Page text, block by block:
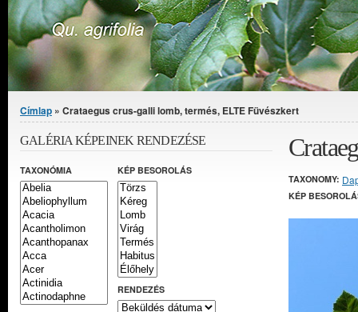
Jelenlegi hely
Címlap » Crataegus crus-galli lomb, termés, ELTE Füvészkert
TAXONOMY:
KÉP
GALÉRIA KÉPEINEK RENDEZÉSE
TAXONÓMIA KÉP BESOROLÁS
RENDEZÉS